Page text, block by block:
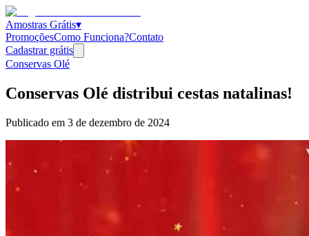
Amostras Grátis▾
PromoçõesComo Funciona?Contato
Cadastrar grátis
Conservas Olé
Conservas Olé distribui cestas natalinas!
Publicado em 3 de dezembro de 2024